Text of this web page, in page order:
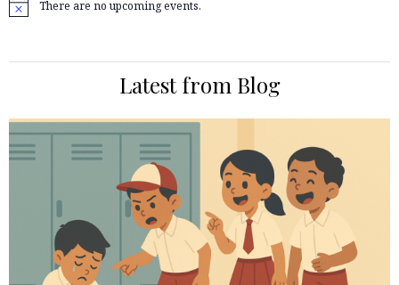
Notice There are no upcoming events.
Latest from Blog